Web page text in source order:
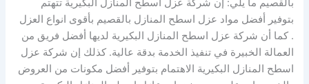
بالقصيم ما يلي: إن شركة عزل اسطح المنازل البكيرية تتهتم
بتوفير أفضل مواد عزل اسطح المنازل بالقصيم بأقوى انواع العزل
. كما أن شركة عزل اسطح المنازل البكيرية لديها أفضل فريق من
العمالة الخبيرة في تنفيذ الخدمة بدقة عالية. كذلك إن شركة عزل
اسطح المنازل البكيرية الاهتمام بتوفير أفضل مكونات من العروض